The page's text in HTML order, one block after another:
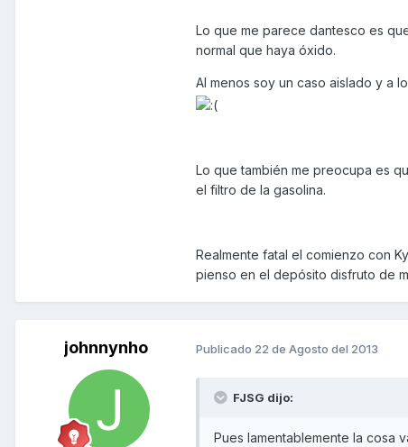
Lo que me parece dantesco es
normal que haya óxido.
Al menos soy un caso aislado y a
Lo que también me preocupa es
el filtro de la gasolina.
Realmente fatal el comienzo con
pienso en el depósito disfruto de
johnnynho Publicado 22 de Agosto del 2013
FJSG dijo:
Pues lamentablemente la cosa